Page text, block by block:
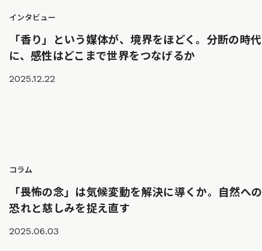
インタビュー
「香り」という媒体が、境界をほどく。分断の時代
に、感性はどこまで世界をつなげるか
2025.12.22
コラム
「畏怖の念」は気候変動を解決に導くか。自然への
恐れと慈しみを捉え直す
2025.06.03